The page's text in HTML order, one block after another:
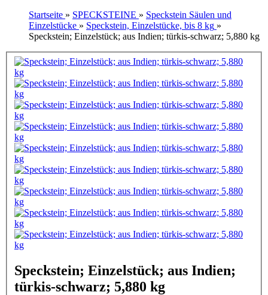
Startseite » SPECKSTEINE » Speckstein Säulen und
Einzelstücke » Speckstein, Einzelstücke, bis 8 kg »
Speckstein; Einzelstück; aus Indien; türkis-schwarz; 5,880 kg
Speckstein; Einzelstück; aus Indien;
türkis-schwarz; 5,880 kg